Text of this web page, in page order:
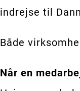
indrejse til
Både
Når en